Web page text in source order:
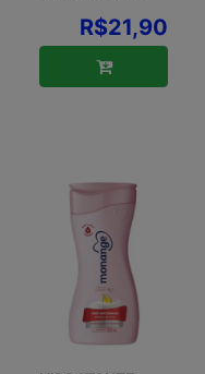
R$21,90